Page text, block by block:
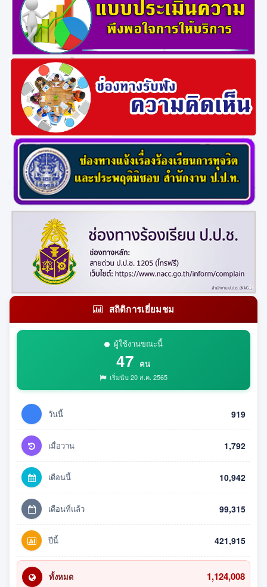
สถิติการเยี่ยมชม
ผู้ใช้งานขณะนี้
47 คน
เริ่มนับ 20 ส.ค. 2565
วันนี้ 919
เมื่อวาน 1,792
เดือนนี้ 10,942
เดือนที่แล้ว 99,315
ปีนี้ 421,915
ทั้งหมด 1,124,008